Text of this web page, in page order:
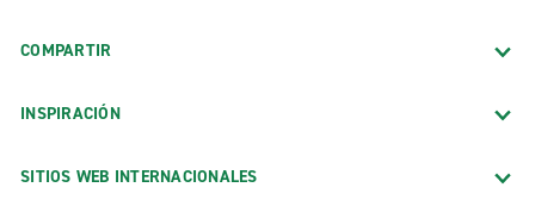
COMPARTIR
INSPIRACIÓN
SITIOS WEB INTERNACIONALES